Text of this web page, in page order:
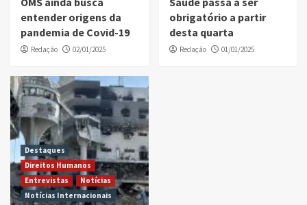
entender origens da
pandemia de Covid-19
Redação 02/01/2025
obrigatório a partir
desta quarta
Redação 01/01/2025
Destaques
Direitos Humanos
Entrevistas
Notícias
Notícias Internacionais